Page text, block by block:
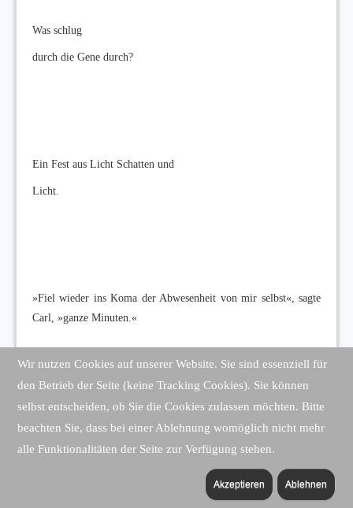
Was schlug
durch die Gene durch?
Ein Fest aus Licht Schatten und
Licht.
»Fiel wieder ins Koma der Abwesenheit von mir selbst«, sagte
Carl, »ganze Minuten.«
Hörtest die Rede, die du nicht hören wolltest. Was machtest du
damit?
Wir nutzen Cookies auf unserer Website. Sie sind essenziell für
den Betrieb der Seite (keine Tracking Cookies). Sie können
selbst entscheiden, ob Sie die Cookies zulassen möchten. Bitte
beachten Sie, dass bei einer Ablehnung womöglich nicht mehr
alle Funktionalitäten der Seite zur Verfügung stehen.
Akzeptieren Ablehnen